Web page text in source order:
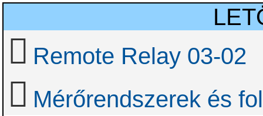
Remote Relay 03-02
Mérőrendszerek és